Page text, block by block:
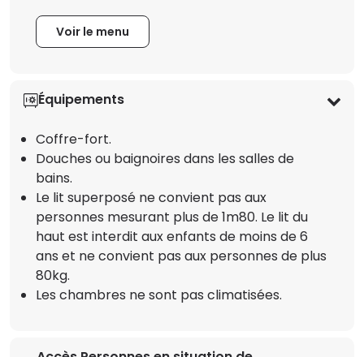
Voir le menu
Équipements
Coffre-fort.
Douches ou baignoires dans les salles de
bains.
Le lit superposé ne convient pas aux
personnes mesurant plus de 1m80. Le lit du
haut est interdit aux enfants de moins de 6
ans et ne convient pas aux personnes de plus
80kg.
Les chambres ne sont pas climatisées.